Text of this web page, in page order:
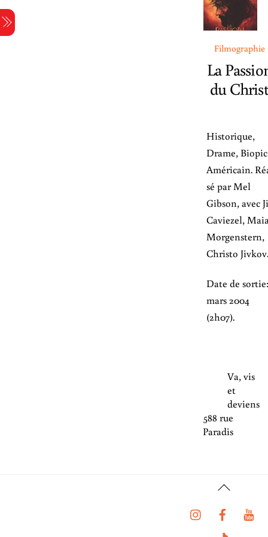
Skip
to
Filmographie
La
du Christ
Historique,
Drame,
Américain.
sé par Mel
Gibson, avec
Caviezel,
Morgenstern,
Christo Jivkov.
Date de sortie:
mars 2004
(2h07).
Va, vis
et
deviens
588 rue
Paradis
Back
Top
Instagram